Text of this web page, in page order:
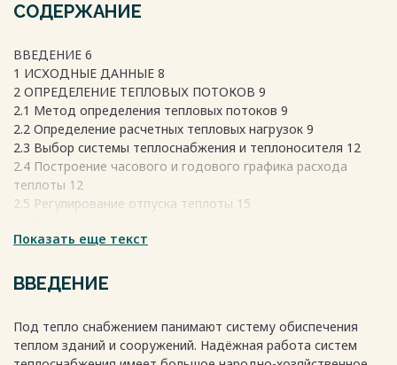
СОДЕРЖАНИЕ
ВВЕДЕНИЕ 6
1 ИСХОДНЫЕ ДАННЫЕ 8
2 ОПРЕДЕЛЕНИЕ ТЕПЛОВЫХ ПОТОКОВ 9
2.1 Метод определения тепловых потоков 9
2.2 Определение расчетных тепловых нагрузок 9
2.3 Выбор системы теплоснабжения и теплоносителя 12
2.4 Построение часового и годового графика расхода
теплоты 12
2.5 Регулирование отпуска теплоты 15
подающем и обратном трубопроводе 15
3.1 Определение расчетных расходов теплоносителя 18
3.2 Конструирование и механический расчет 22
4 ГИДРАВЛИЧЕСКИЙ РЕЖИМ РАБОТЫ ТЕПЛОВОЙ СЕТИ 35
4.1 Построение пьезометрического графика 35
Показать еще текст
ВВЕДЕНИЕ
Под тепло снабжением панимают систему обиспечения
теплом зданий и сооружений. Надёжная работа систем